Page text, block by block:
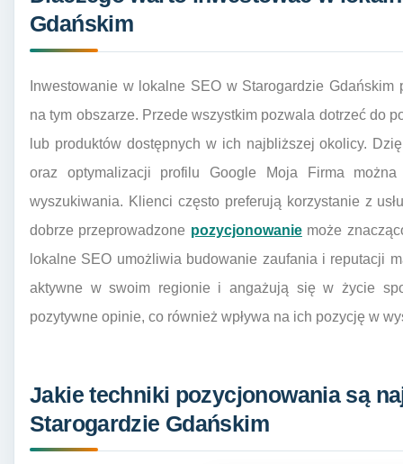
Gdańskim
Inwestowanie w lokalne SEO w Starogardzie
na tym obszarze. Przede wszystkim pozwala dotrzeć do
lub produktów dostępnych w ich najbliższej okolicy.
oraz optymalizacji profilu Google Moja Firma
wyszukiwania. Klienci często preferują korzystanie z
dobrze przeprowadzone pozycjonowaniemoże
lokalne SEO umożliwia budowanie zaufania i reputacji
aktywne w swoim regionie i angażują się w życie
pozytywne opinie, co również wpływa na ich pozycję w
Jakie techniki pozycjonowania są
Starogardzie Gdańskim